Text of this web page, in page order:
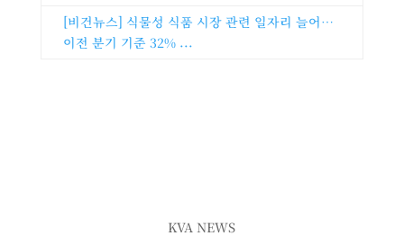
[비건뉴스] 식물성 식품 시장 관련 일자리 늘어…
이전 분기 기준 32% ...
KVA NEWS